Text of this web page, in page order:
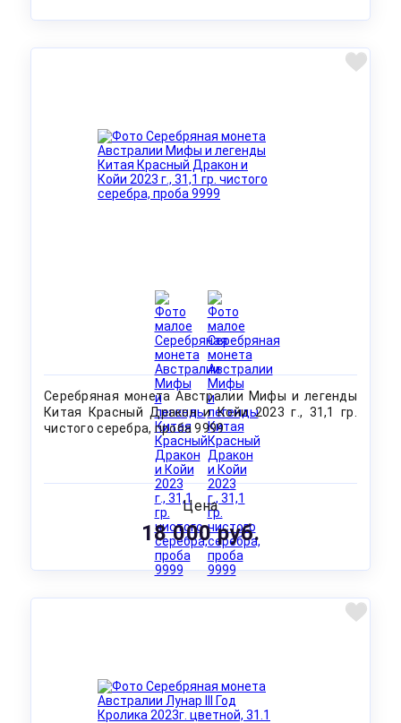
Серебряная монета Австралии Мифы и легенды
Китая Красный Дракон и Койи 2023 г., 31,1 гр.
чистого серебра, проба 9999
Цена
18 000 руб.